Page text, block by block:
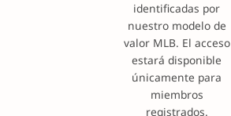
identificadas por
nuestro modelo de
valor MLB. El acceso
estará disponible
únicamente para
miembros
registrados.